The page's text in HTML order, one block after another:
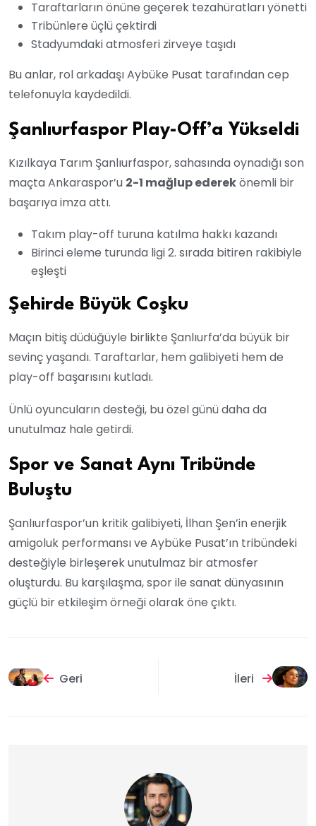
Taraftarların önüne geçerek tezahüratları yönetti
Tribünlere üçlü çektirdi
Stadyumdaki atmosferi zirveye taşıdı
Bu anlar, rol arkadaşı Aybüke Pusat tarafından cep
telefonuyla kaydedildi.
Şanlıurfaspor Play-Off’a Yükseldi
Kızılkaya Tarım Şanlıurfaspor, sahasında oynadığı son
maçta Ankaraspor’u 2-1 mağlup ederekönemli bir
başarıya imza attı.
Takım play-off turuna katılma hakkı kazandı
Birinci eleme turunda ligi 2. sırada bitiren rakibiyle
eşleşti
Şehirde Büyük Coşku
Maçın bitiş düdüğüyle birlikte Şanlıurfa’da büyük bir
sevinç yaşandı. Taraftarlar, hem galibiyeti hem de
play-off başarısını kutladı.
Ünlü oyuncuların desteği, bu özel günü daha da
unutulmaz hale getirdi.
Spor ve Sanat Aynı Tribünde
Buluştu
Şanlıurfaspor’un kritik galibiyeti, İlhan Şen’in enerjik
amigoluk performansı ve Aybüke Pusat’ın tribündeki
desteğiyle birleşerek unutulmaz bir atmosfer
oluşturdu. Bu karşılaşma, spor ile sanat dünyasının
güçlü bir etkileşim örneği olarak öne çıktı.
Geri İleri